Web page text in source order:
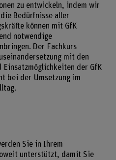
zu entwickeln, indem wir
Bedürfnisse aller
können mit GfK
notwendige
Der Fachkurs
mit den
Einsatzmöglichkeiten der GfK
bei der Umsetzung im
Sie in Ihrem
unterstützt, damit Sie